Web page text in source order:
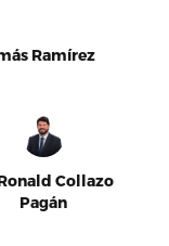
Ramírez
Collazo
Pagán